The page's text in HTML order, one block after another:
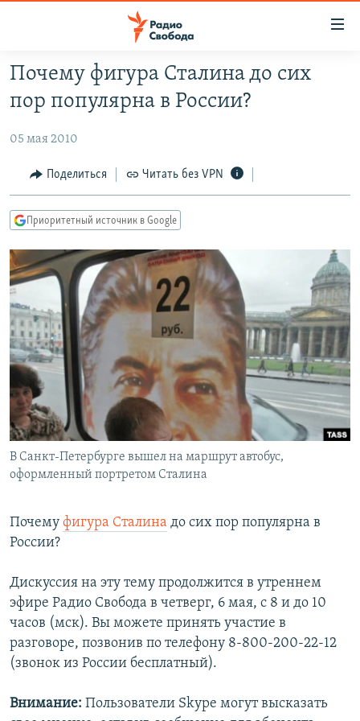
упрощенного
доступа
содержанию
Вернутся
навигации
Вернутся
поиску
ПРОГРАММЫ
ПОДКАСТЫ
АВТОРСКИЕ ПРОЕКТЫ
ЦИТАТЫ СВОБОДЫ
КУЛЬТУРА
IDEL.РЕАЛИИ
КАВКАЗ.РЕАЛИИ
СЕВЕР.РЕАЛИИ
СИБИРЬ.РЕАЛИИ
РАСПИСАНИЕ ВЕЩАНИЯ
ПОДПИШИТЕСЬ НА РАССЫЛКУ
СОЦИАЛЬНЫЕ СЕТИ
Почему фигура Сталина до сих
пор популярна в России?
05 мая 2010
Поделиться Читать без VPN
Приоритетный источник в Google
В Санкт-Петербурге вышел на маршрут автобус,
оформленный портретом Сталина
Почему фигура Сталина до сих пор популярна в
России?
Дискуссия на эту тему продолжится в утреннем
эфире Радио Свобода в четверг, 6 мая, с 8 и до 10
часов (мск). Вы можете принять участие в
разговоре, позвонив по телефону 8-800-200-22-12
(звонок из России бесплатный).
Внимание: Пользователи Skype могут высказать